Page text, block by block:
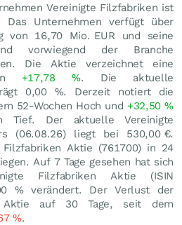
Vereinigte Filzfabriken ist
Das Unternehmen verfügt über
von 16,70 Mio. EUR und seine
vorwiegend der Branche
Die Aktie verzeichnet eine
+17,78%. Die aktuelle
0,00 %. Derzeit notiert die
52-Wochen Hoch und +32,50%
Tief. Der aktuelle Vereinigte
(06.08.26) liegt bei 530,00 €.
Aktie (761700) in 24
Auf 7 Tage gesehen hat sich
Filzfabriken Aktie (ISIN
%verändert. Der Verlust der
Aktie auf 30 Tage, seit dem
%.